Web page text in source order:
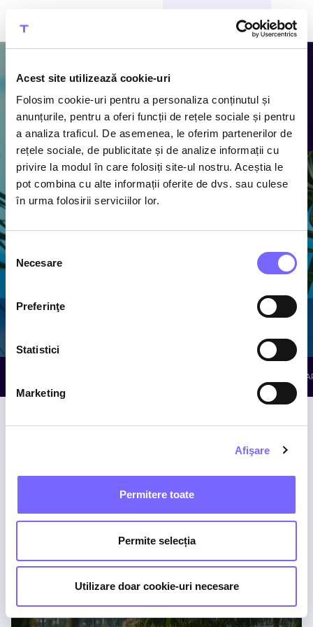
Acest site utilizează cookie-uri
Folosim cookie-uri pentru a personaliza conținutul și
anunțurile, pentru a oferi funcții de rețele sociale și pentru
a analiza traficul. De asemenea, le oferim partenerilor de
rețele sociale, de publicitate și de analize informații cu
privire la modul în care folosiți site-ul nostru. Aceștia le
pot combina cu alte informații oferite de dvs. sau culese
în urma folosirii serviciilor lor.
Selecția
consimțământului
Necesare
Preferinţe
Statistici
Marketing
Afişare
Permitere toate
Permite selecția
Utilizare doar cookie-uri necesare
CUMPĂRĂ BILETE
Atracțiile
Therme
Descoperă piscine cu
apă termală caldă,
DISTRACȚIE ÎN
Restaurant The Mango Tree
ELYSIUM